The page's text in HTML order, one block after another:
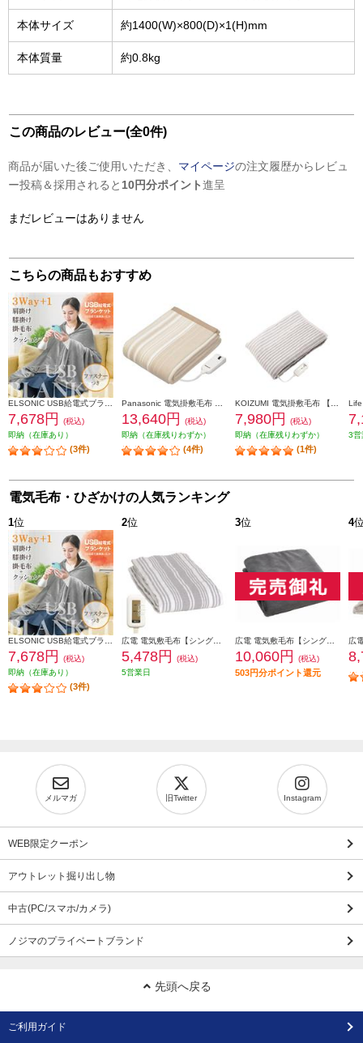
本体サイズ 約1400(W)×800(D)×1(H)mm
本体質量 約0.8kg
この商品のレビュー(全0件)
商品が届いた後ご使用いただき、 マイページの注文履歴からレビュ
ー投稿＆採用されると 10円分ポイント進呈
まだレビューはありません
こちらの商品もおすすめ
7,678円
(税込)
即納（在庫あり）
(3件)
13,640円
(税込)
即納（在庫残りわずか）
(4件)
7,980円
(税込)
即納（在庫残りわずか）
(1件)
3営
電気毛布・ひざかけの人気ランキング
1位
7,678円
(税込)
即納（在庫あり）
(3件)
2位
5,478円
(税込)
5営業日
3位
10,060円 (税込)
503円分ポイント還元
4
メルマガ 旧Twitter Instagram
WEB限定クーポン
アウトレット掘り出し物
中古(PC/スマホ/カメラ)
ノジマのプライベートブランド
先頭へ戻る
ご利用ガイド